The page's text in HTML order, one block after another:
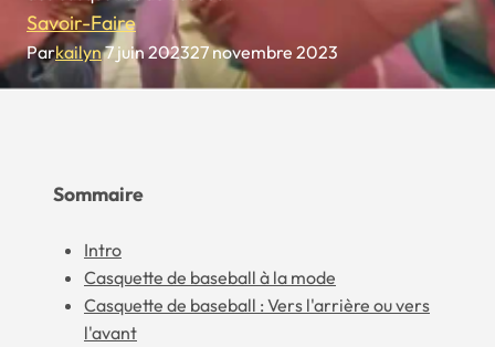
Savoir-Faire
Parkailyn7 juin 202327 novembre 2023
Sommaire
Intro
Casquette de baseball à la mode
Casquette de baseball : Vers l'arrière ou vers
l'avant